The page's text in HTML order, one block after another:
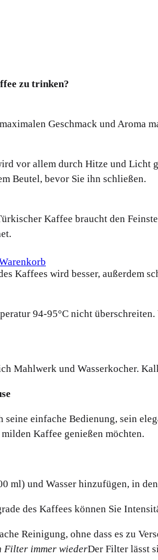
zu trinken?
Geschmack und Aroma
vor allem durch Hitze und
Beutel, bevor Sie ihn schließen.
Kaffee braucht den
Kaffees wird besser, außerdem
94-95°C nicht
Mahlwerk und Wasserkocher.
einfache Bedienung, sein
Kaffee genießen möchten.
ml) und Wasser hinzufügen, in
des Kaffees können Sie
Reinigung, ohne dass es zu
Filter immer wiederDer Filter lässt